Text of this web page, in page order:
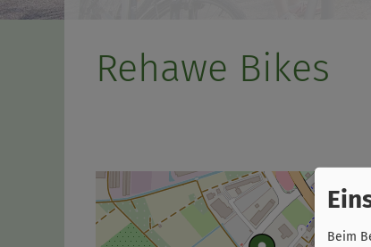
Rehawe Bikes
Beim